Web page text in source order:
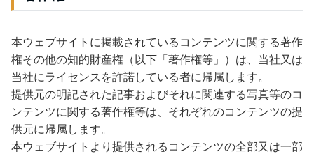
本ウェブサイトに掲載されているコンテンツに関する著作
権その他の知的財産権（以下「著作権等」）は、当社又は
当社にライセンスを許諾している者に帰属します。
提供元の明記された記事およびそれに関連する写真等のコ
ンテンツに関する著作権等は、それぞれのコンテンツの提
供元に帰属します。
本ウェブサイトより提供されるコンテンツの全部又は一部